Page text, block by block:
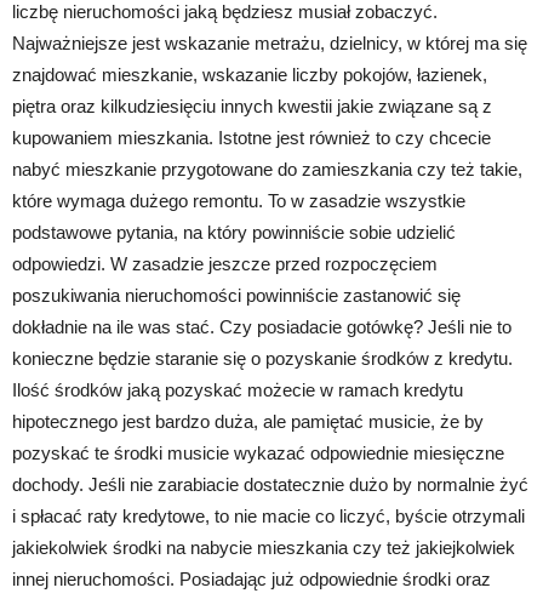
liczbę nieruchomości jaką będziesz musiał zobaczyć.
Najważniejsze jest wskazanie metrażu, dzielnicy, w której ma się
znajdować mieszkanie, wskazanie liczby pokojów, łazienek,
piętra oraz kilkudziesięciu innych kwestii jakie związane są z
kupowaniem mieszkania. Istotne jest również to czy chcecie
nabyć mieszkanie przygotowane do zamieszkania czy też takie,
które wymaga dużego remontu. To w zasadzie wszystkie
podstawowe pytania, na który powinniście sobie udzielić
odpowiedzi. W zasadzie jeszcze przed rozpoczęciem
poszukiwania nieruchomości powinniście zastanowić się
dokładnie na ile was stać. Czy posiadacie gotówkę? Jeśli nie to
konieczne będzie staranie się o pozyskanie środków z kredytu.
Ilość środków jaką pozyskać możecie w ramach kredytu
hipotecznego jest bardzo duża, ale pamiętać musicie, że by
pozyskać te środki musicie wykazać odpowiednie miesięczne
dochody. Jeśli nie zarabiacie dostatecznie dużo by normalnie żyć
i spłacać raty kredytowe, to nie macie co liczyć, byście otrzymali
jakiekolwiek środki na nabycie mieszkania czy też jakiejkolwiek
innej nieruchomości. Posiadając już odpowiednie środki oraz